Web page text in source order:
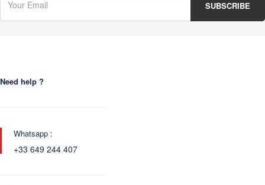
Need help ?
Whatsapp :
+33 649 244 407